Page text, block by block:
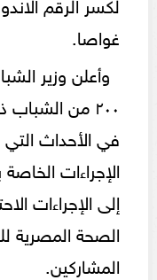
غواصا.
وأعلن وزير
٢٠٠ من
في الأحداث
الإجراءات
إلى الإجراءات
الصحة المصرية
المشاركين.